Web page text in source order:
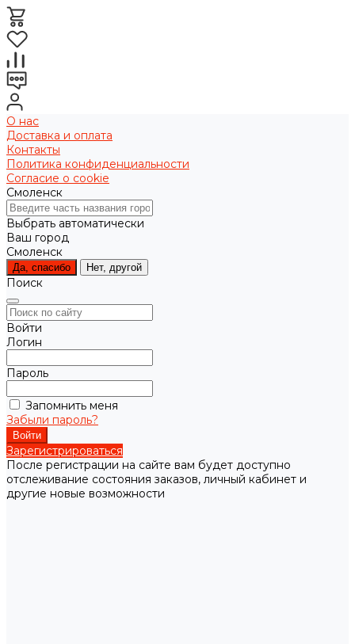
О нас
Доставка и оплата
Контакты
Политика конфиденциальности
Согласие о cookie
Смоленск
Выбрать автоматически
Ваш город
Смоленск
Да, спасибо Нет, другой
Поиск
Войти
Логин
Пароль
Запомнить меня
Забыли пароль?
Зарегистрироваться
После регистрации на сайте вам будет доступно
отслеживание состояния заказов, личный кабинет и
другие новые возможности